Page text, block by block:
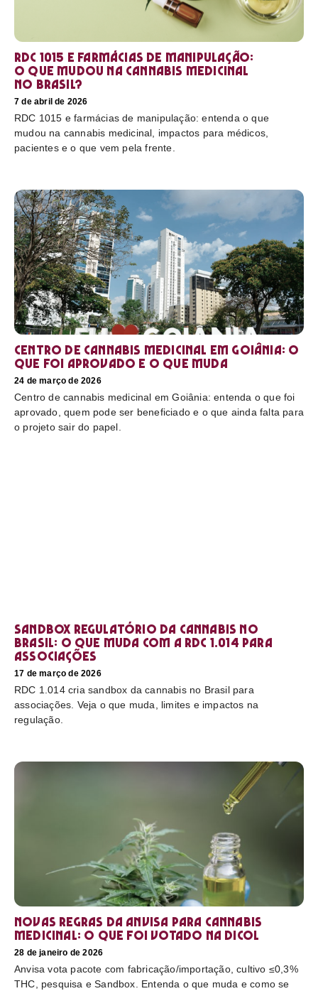
RDC 1015 e farmácias de manipulação:
o que mudou na cannabis medicinal
no Brasil?
7 de abril de 2026
RDC 1015 e farmácias de manipulação: entenda o que
mudou na cannabis medicinal, impactos para médicos,
pacientes e o que vem pela frente.
Centro de cannabis medicinal em Goiânia: o
que foi aprovado e o que muda
24 de março de 2026
Centro de cannabis medicinal em Goiânia: entenda o que foi
aprovado, quem pode ser beneficiado e o que ainda falta para
o projeto sair do papel.
Sandbox regulatório da cannabis no
Brasil: o que muda com a RDC 1.014 para
associações
17 de março de 2026
RDC 1.014 cria sandbox da cannabis no Brasil para
associações. Veja o que muda, limites e impactos na
regulação.
Novas regras da Anvisa para cannabis
medicinal: o que foi votado na Dicol
28 de janeiro de 2026
Anvisa vota pacote com fabricação/importação, cultivo ≤0,3%
THC, pesquisa e Sandbox. Entenda o que muda e como se